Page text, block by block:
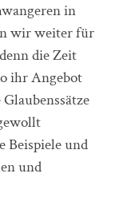
in
wir weiter für
die Zeit
ihr Angebot
Beispiele und
und